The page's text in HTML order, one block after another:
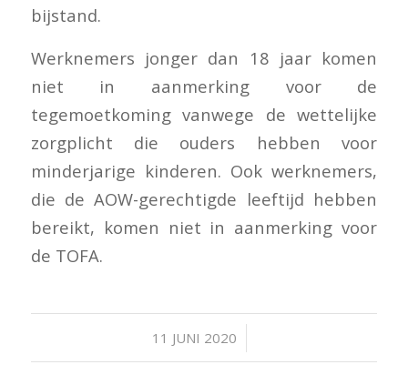
bijstand.
Werknemers jonger dan 18 jaar komen
niet in aanmerking voor de
tegemoetkoming vanwege de wettelijke
zorgplicht die ouders hebben voor
minderjarige kinderen. Ook werknemers,
die de AOW-gerechtigde leeftijd hebben
bereikt, komen niet in aanmerking voor
de TOFA.
11 JUNI 2020
/